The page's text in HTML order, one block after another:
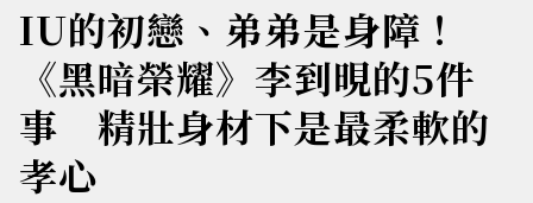
IU的初戀、弟弟是身障！
《黑暗榮耀》李到晛的5件
事 精壯身材下是最柔軟的
孝心